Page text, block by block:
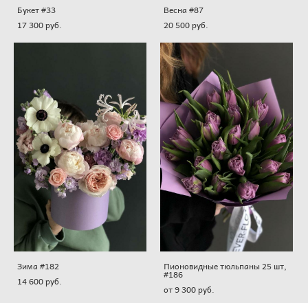
Букет #33
17 300 pуб.
Весна #87
20 500 pуб.
Зима #182
14 600 pуб.
Пионовидные тюльпаны 25 шт,
#186
от 9 300 pуб.